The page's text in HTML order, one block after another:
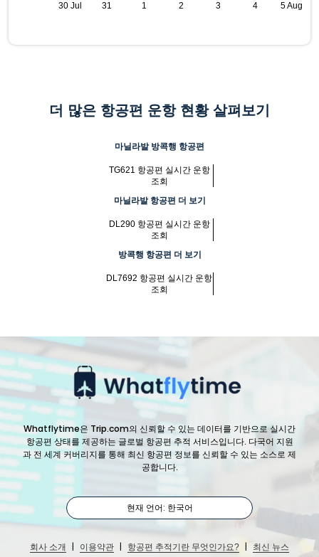
30 Jul 31 1 2 3 4 5 Aug
더 많은 항공편 운항 현황 살펴보기
마닐라발 방콕행 항공편
TG621 항공편 실시간 운항
조회
마닐라발 항공편 더 보기
DL290 항공편 실시간 운항
조회
방콕행 항공편 더 보기
DL7692 항공편 실시간 운항
조회
Whatflytime은 Trip.com의 신뢰할 수 있는 데이터를 기반으로 실시간
항공편 상태를 제공하는 글로벌 항공편 추적 서비스입니다. 다국어 지원
과 전 세계 커버리지를 통해 최신 항공편 정보를 신뢰할 수 있는 소스로 제
공합니다.
현재 언어: 한국어
회사 소개 | 이용약관 | 항공편 추적기란 무엇인가요? | 최신 뉴스